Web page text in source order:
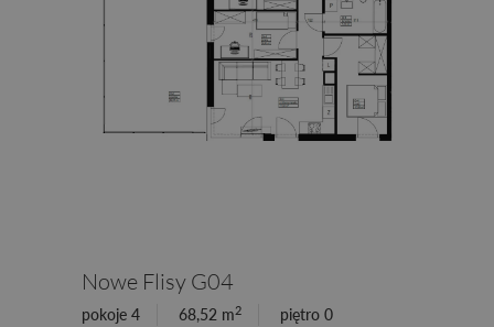
Nowe Flisy G04
pokoje 4 68,52 m2 piętro 0